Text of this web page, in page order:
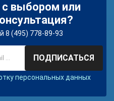
выбором или
8 (495) 778-89-93
ПОДПИСАТЬСЯ
персональных данных